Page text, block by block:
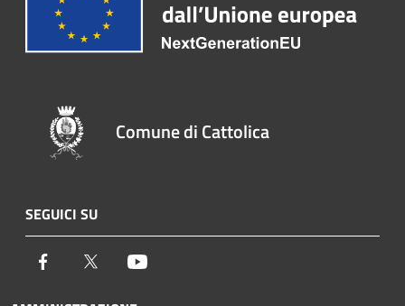
Comune di Cattolica
SEGUICI SU
Facebook Twitter